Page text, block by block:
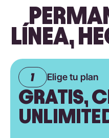
LÍNEA,
Elige tu plan
GRATIS,